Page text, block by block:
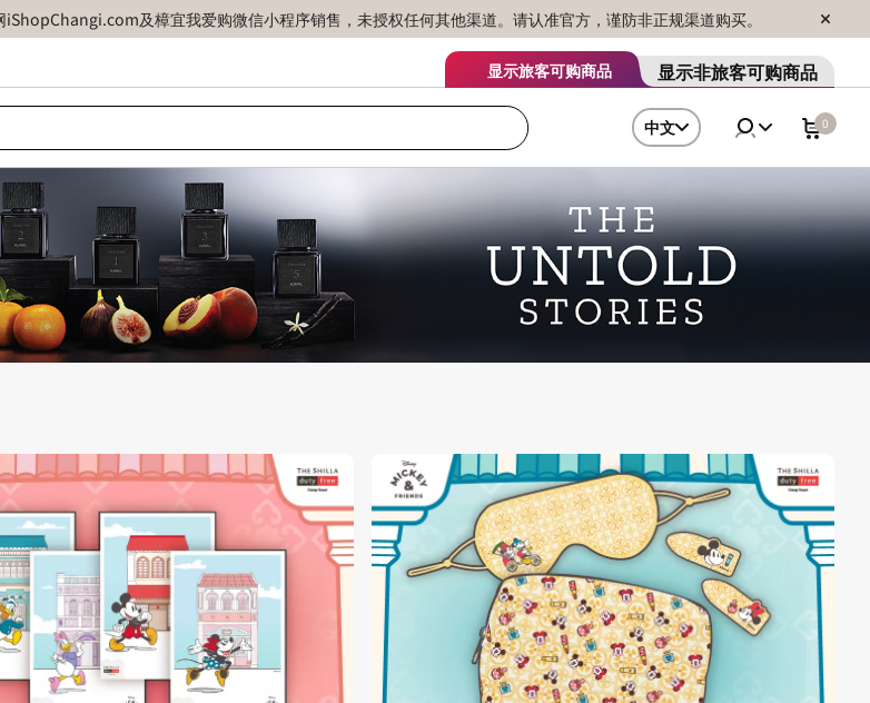
及樟宜我爱购微信小程序销售，未授权任何其他渠道。请认准官方，谨防非正规渠道购买。
显示旅客可购商品 显示非旅客可购商品
中文 0